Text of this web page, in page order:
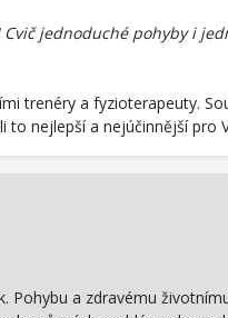
jednoduché pohyby i
trenéry a fyzioterapeuty.
nejlepší a nejúčinnější pro
a zdravému